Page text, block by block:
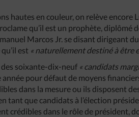
hautes en couleur, on relève encore
qu’il est un prophète, diplômé
Marcos Jr. se disant dirigeant du
est « naturellement destiné à être
des soixante-dix-neuf « candidats
pour défaut de moyens
dans la mesure ou ils disposent
tant que candidats à l’élection
crédibles dans le rôle de président,